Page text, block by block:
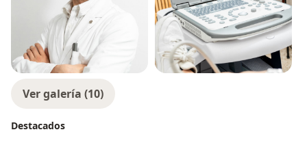
Ver galería (10)
Destacados